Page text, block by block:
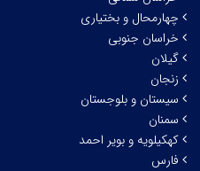
چهارمحال و بختیاری
خراسان جنوبی
گیلان
زنجان
سیستان و بلوجستان
سمنان
کهکیلویه و بویر احمد
فارس